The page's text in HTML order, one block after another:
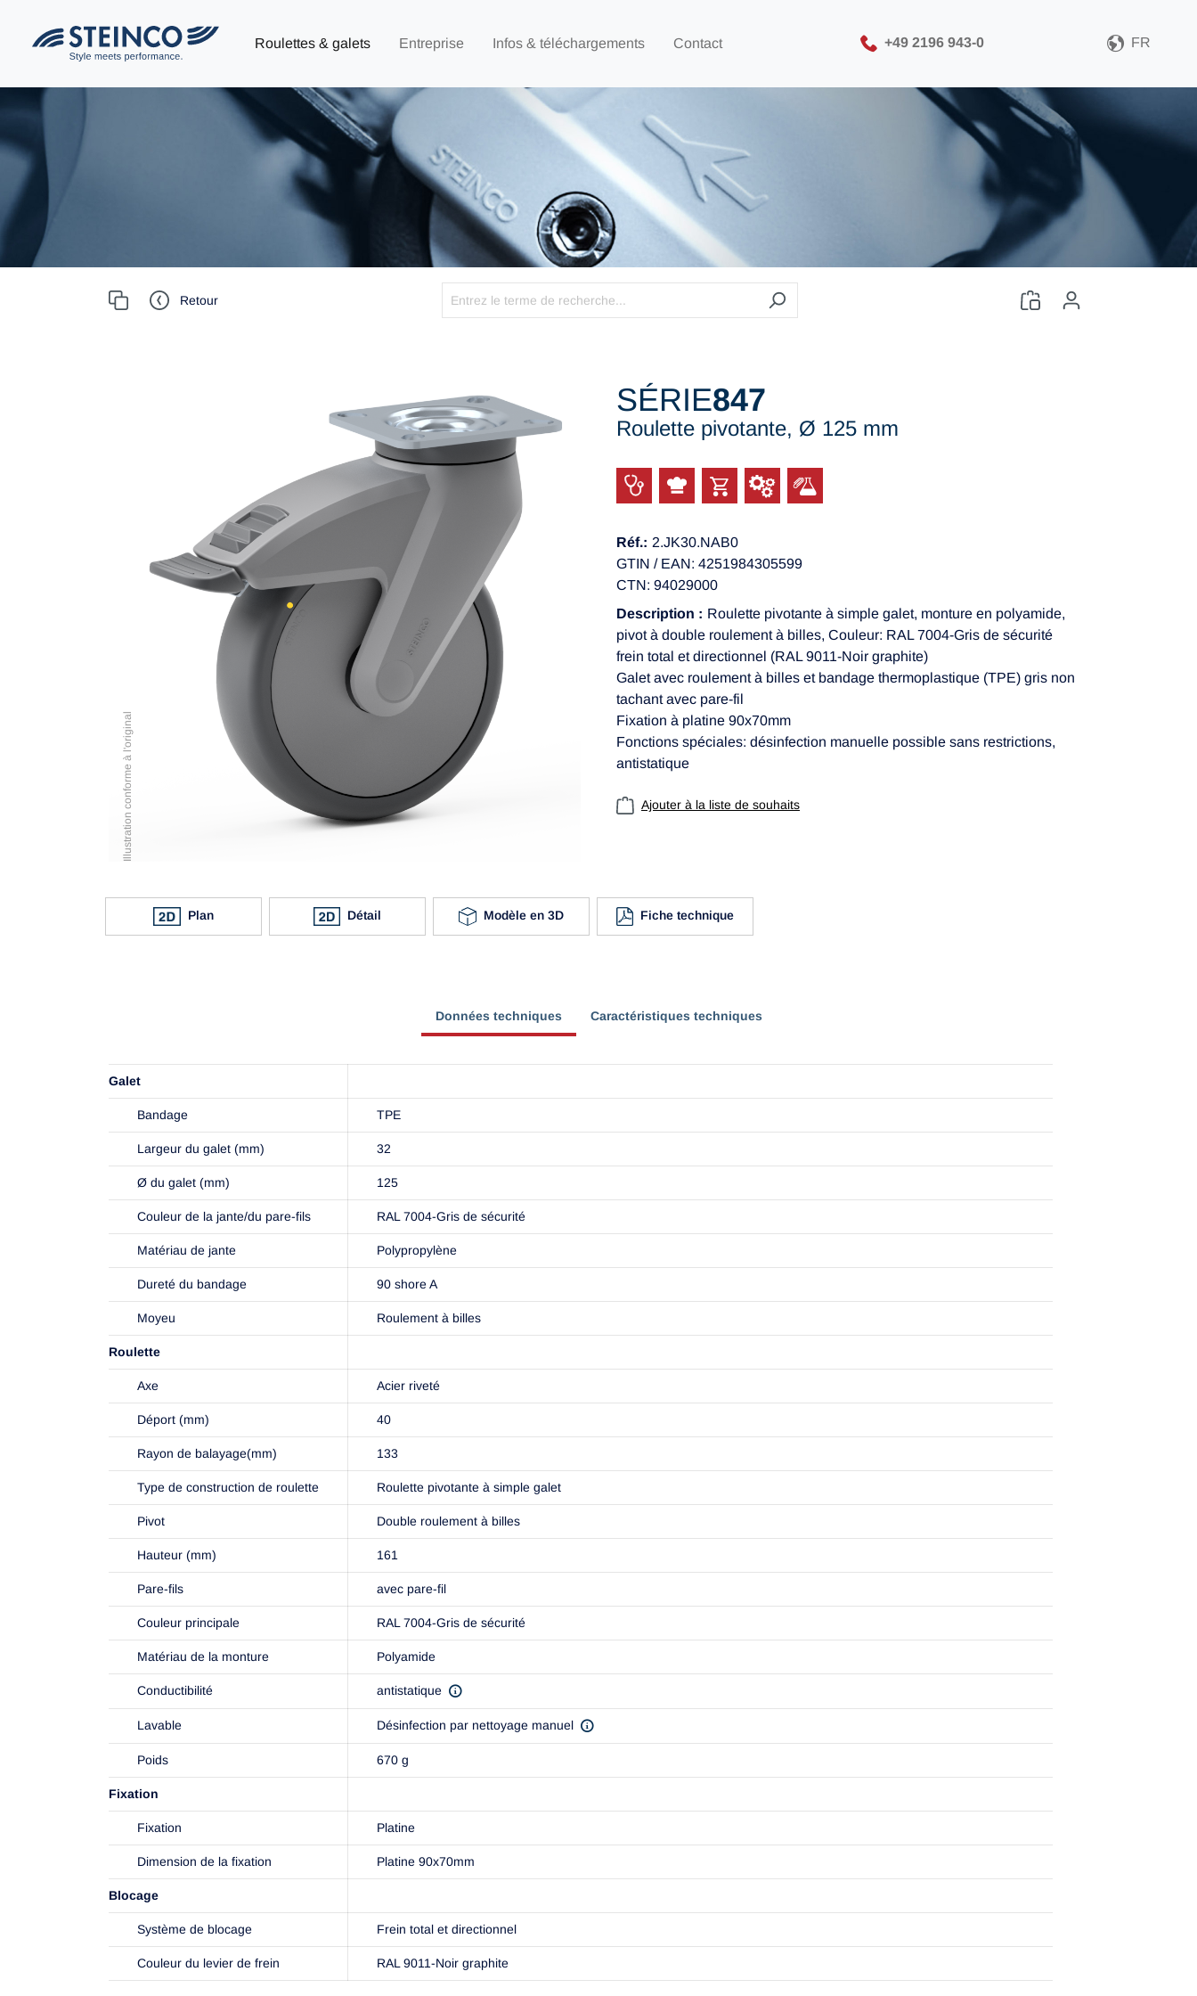
Roulettes & galets Entreprise Infos & téléchargements Contact +49 2196 943-0 FR
Retour
Veuillez sélectionner
votre format de fichier
Télécharger le fichier CAO
Inscription
Illustration conforme à l'original
SÉRIE847
Roulette pivotante, Ø 125 mm
Réf.: 2.JK30.NAB0
GTIN / EAN: 4251984305599
CTN: 94029000
Description : Roulette pivotante à simple galet, monture en polyamide,
pivot à double roulement à billes, Couleur: RAL 7004-Gris de sécurité
frein total et directionnel (RAL 9011-Noir graphite)
Galet avec roulement à billes et bandage thermoplastique (TPE) gris non
tachant avec pare-fil
Fixation à platine 90x70mm
Fonctions spéciales: désinfection manuelle possible sans restrictions,
antistatique
Ajouter à la liste de souhaits
Plan Détail Modèle en 3D Fiche technique
Données techniques Caractéristiques techniques
Galet
Bandage TPE
Largeur du galet (mm) 32
Ø du galet (mm) 125
Couleur de la jante/du pare-fils RAL 7004-Gris de sécurité
Matériau de jante Polypropylène
Dureté du bandage 90 shore A
Moyeu Roulement à billes
Roulette
Axe Acier riveté
Déport (mm) 40
Rayon de balayage(mm) 133
Type de construction de roulette Roulette pivotante à simple galet
Pivot Double roulement à billes
Hauteur (mm) 161
Pare-fils avec pare-fil
Couleur principale RAL 7004-Gris de sécurité
Matériau de la monture Polyamide
Conductibilité antistatique
Lavable Désinfection par nettoyage manuel
Poids 670 g
Fixation
Fixation Platine
Dimension de la fixation Platine 90x70mm
Blocage
Système de blocage Frein total et directionnel
Couleur du levier de frein RAL 9011-Noir graphite